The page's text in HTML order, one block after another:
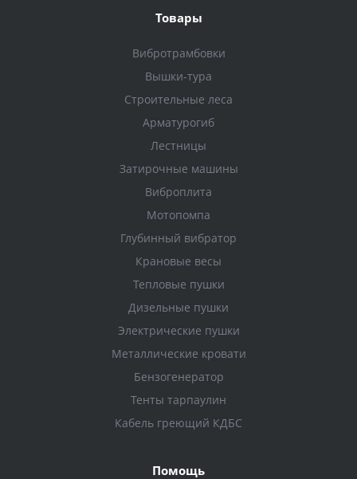
Товары
Вибротрамбовки
Вышки-тура
Строительные леса
Арматурогиб
Лестницы
Затирочные машины
Виброплита
Мотопомпа
Глубинный вибратор
Крановые весы
Тепловые пушки
Дизельные пушки
Электрические пушки
Металлические кровати
Бензогенератор
Тенты тарпаулин
Кабель греющий КДБС
Помощь